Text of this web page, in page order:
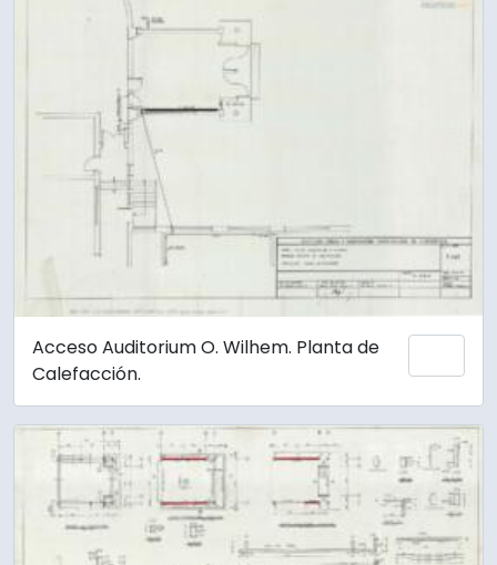
Acceso Auditorium O. Wilhem. Planta de
Calefacción.